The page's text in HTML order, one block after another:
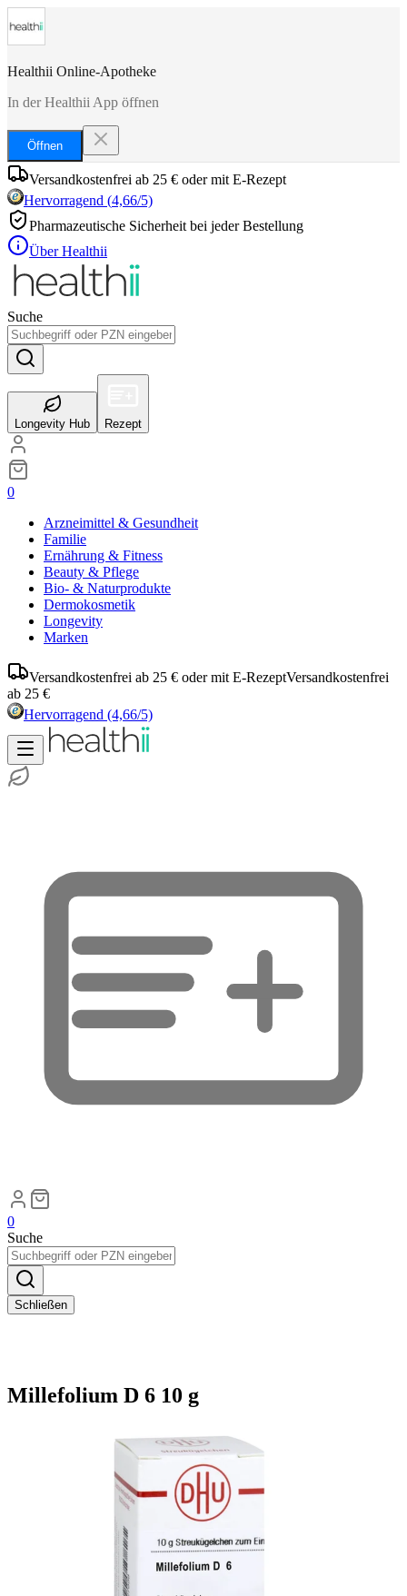
Healthii Online-Apotheke
In der Healthii App öffnen
Öffnen
Versandkostenfrei ab 25 € oder mit E-Rezept
Hervorragend (4,66/5)
Pharmazeutische Sicherheit bei jeder Bestellung
Über Healthii
Suche
Longevity Hub Rezept
0
Arzneimittel & Gesundheit
Familie
Ernährung & Fitness
Beauty & Pflege
Bio- & Naturprodukte
Dermokosmetik
Longevity
Marken
Versandkostenfrei ab 25 € oder mit E-RezeptVersandkostenfrei
ab 25 €
Hervorragend (4,66/5)
0
Suche
Schließen
Millefolium D 6 10 g